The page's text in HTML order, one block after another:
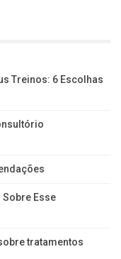
Treinos: 6 Escolhas
Sobre Esse
tratamentos